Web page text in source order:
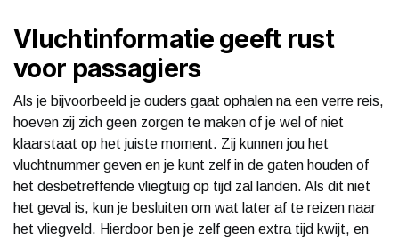
Vluchtinformatie geeft rust
voor passagiers
Als je bijvoorbeeld je ouders gaat ophalen na een verre reis,
hoeven zij zich geen zorgen te maken of je wel of niet
klaarstaat op het juiste moment. Zij kunnen jou het
vluchtnummer geven en je kunt zelf in de gaten houden of
het desbetreffende vliegtuig op tijd zal landen. Als dit niet
het geval is, kun je besluiten om wat later af te reizen naar
het vliegveld. Hierdoor ben je zelf geen extra tijd kwijt, en